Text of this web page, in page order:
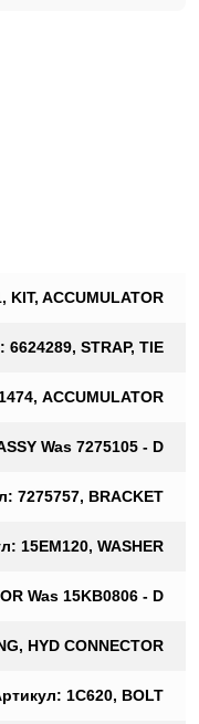
KIT, ACCUMULATOR
6624289, STRAP, TIE
ACCUMULATOR
Was 7275105 - D
7275757, BRACKET
15EM120, WASHER
Was 15KB0806 - D
HYD CONNECTOR
1C620, BOLT